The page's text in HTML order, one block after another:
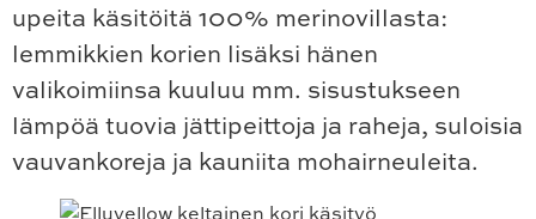
upeita käsitöitä 100% merinovillasta:
lemmikkien korien lisäksi hänen
valikoimiinsa kuuluu mm. sisustukseen
lämpöä tuovia jättipeittoja ja raheja, suloisia
vauvankoreja ja kauniita mohairneuleita.